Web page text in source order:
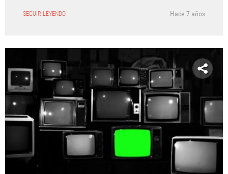
SEGUIR LEYENDO Hace 7 años